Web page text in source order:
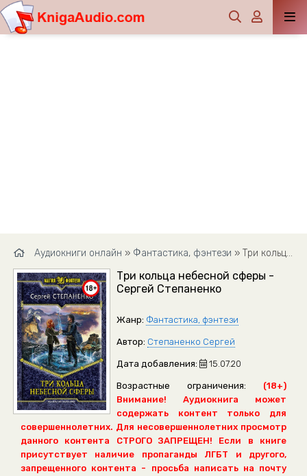
Аудиокниги онлайн » Фантастика, фэнтези » Три кольца небесной сферы - Сергей Степаненко
Три кольца небесной сферы -
Сергей Степаненко
Жанр: Фантастика, фэнтези
Автор: Степаненко Сергей
Дата добавления: 15.07.20
Возрастные ограничения:
(18+)
Внимание! Аудиокнига может
содержать контент только для
совершеннолетних. Для несовершеннолетних просмотр
данного контента СТРОГО ЗАПРЕЩЕН! Если в книге
присутствует наличие пропаганды ЛГБТ и другого,
запрещенного контента - просьба написать на почту